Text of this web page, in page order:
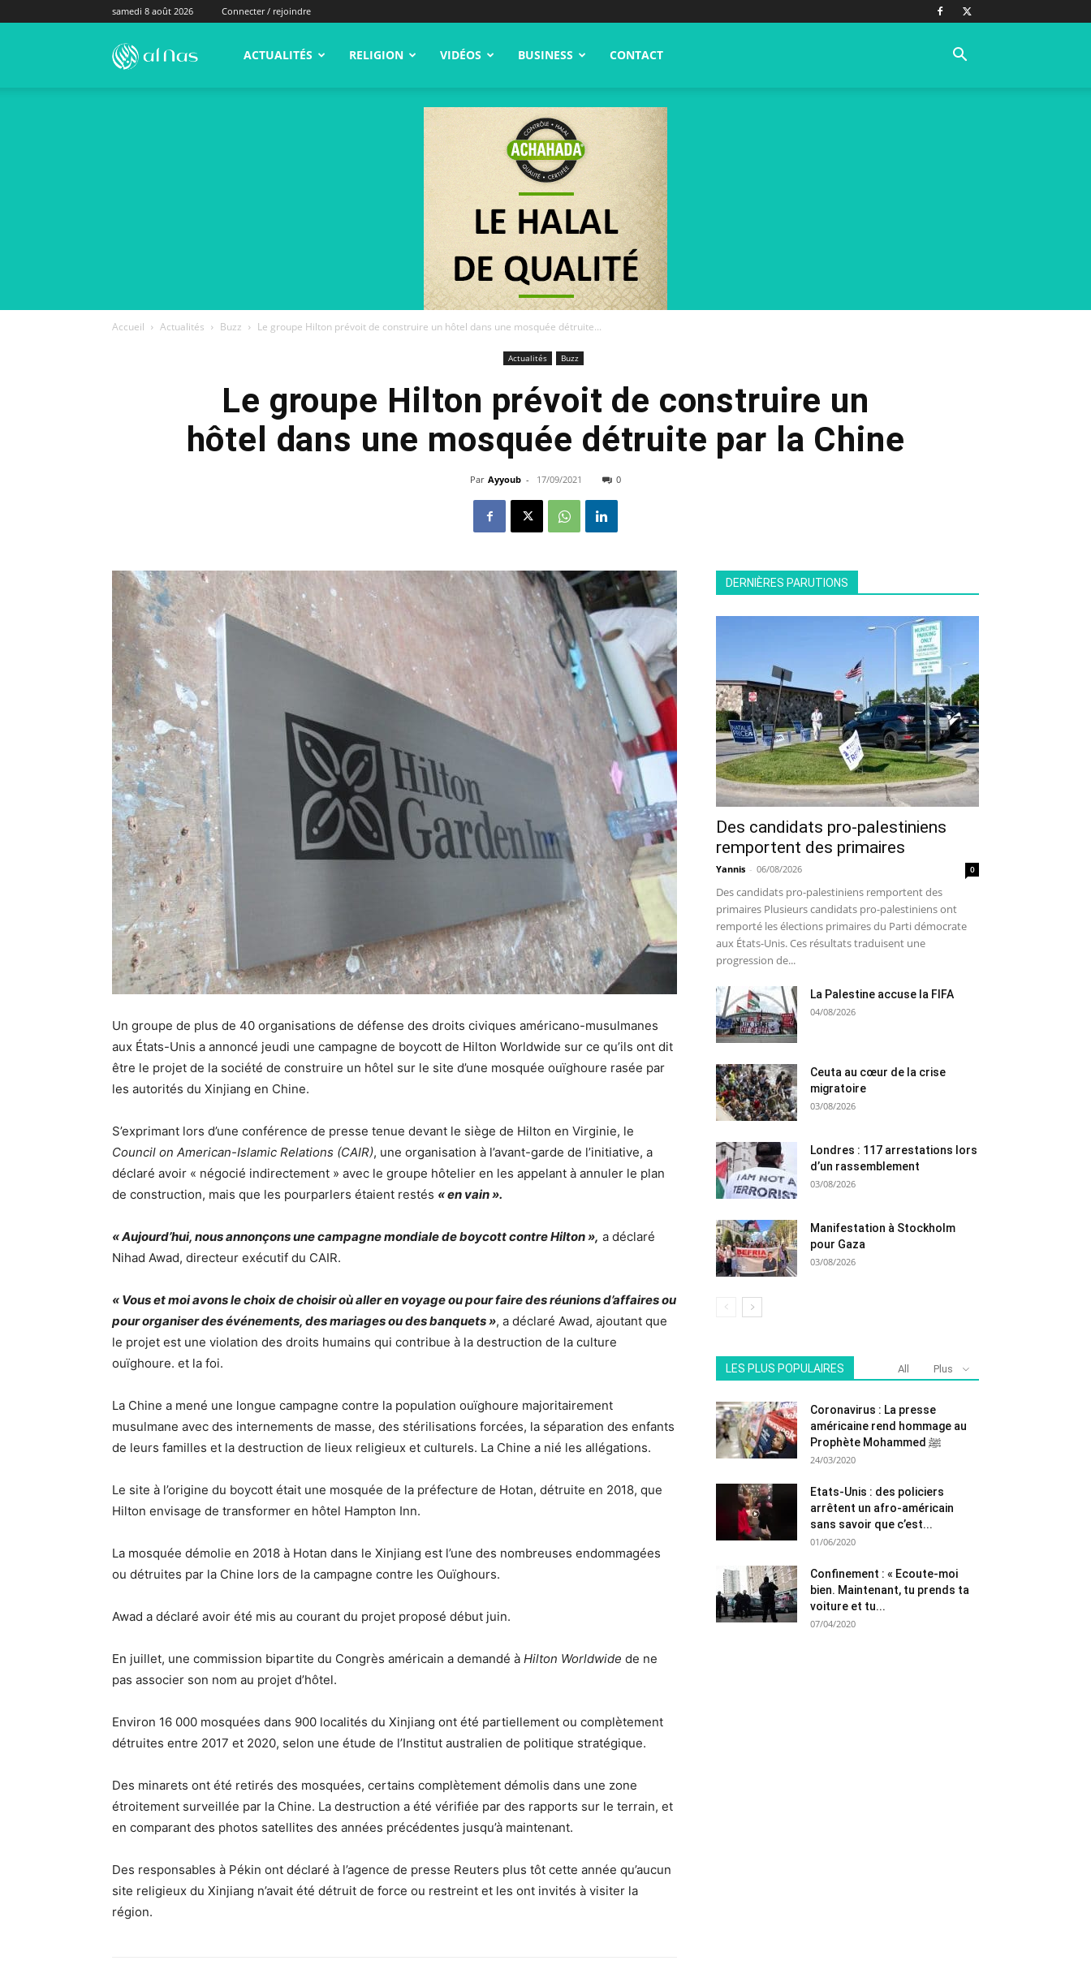
samedi 8 août 2026 Connecter / rejoindre
alNas.fr ACTUALITÉS RELIGION VIDÉOS BUSINESS CONTACT
Accueil Actualités Buzz Le groupe Hilton prévoit de construire un hôtel dans une mosquée détruite...
Actualités Buzz
Le groupe Hilton prévoit de construire un
hôtel dans une mosquée détruite par la Chine
Par Ayyoub - 17/09/2021 0
Un groupe de plus de 40 organisations de défense des droits civiques américano-musulmanes
aux États-Unis a annoncé jeudi une campagne de boycott de Hilton Worldwide sur ce qu’ils ont dit
être le projet de la société de construire un hôtel sur le site d’une mosquée ouïghoure rasée par
les autorités du Xinjiang en Chine.
S’exprimant lors d’une conférence de presse tenue devant le siège de Hilton en Virginie, le
Council on American-Islamic Relations (CAIR), une organisation à l’avant-garde de l’initiative, a
déclaré avoir « négocié indirectement » avec le groupe hôtelier en les appelant à annuler le plan
de construction, mais que les pourparlers étaient restés « en vain ».
« Aujourd’hui, nous annonçons une campagne mondiale de boycott contre Hilton », a déclaré
Nihad Awad, directeur exécutif du CAIR.
« Vous et moi avons le choix de choisir où aller en voyage ou pour faire des réunions d’affaires ou
pour organiser des événements, des mariages ou des banquets », a déclaré Awad, ajoutant que
le projet est une violation des droits humains qui contribue à la destruction de la culture
ouïghoure. et la foi.
La Chine a mené une longue campagne contre la population ouïghoure majoritairement
musulmane avec des internements de masse, des stérilisations forcées, la séparation des enfants
de leurs familles et la destruction de lieux religieux et culturels. La Chine a nié les allégations.
Le site à l’origine du boycott était une mosquée de la préfecture de Hotan, détruite en 2018, que
Hilton envisage de transformer en hôtel Hampton Inn.
La mosquée démolie en 2018 à Hotan dans le Xinjiang est l’une des nombreuses endommagées
ou détruites par la Chine lors de la campagne contre les Ouïghours.
Awad a déclaré avoir été mis au courant du projet proposé début juin.
En juillet, une commission bipartite du Congrès américain a demandé à Hilton Worldwide de ne
pas associer son nom au projet d’hôtel.
Environ 16 000 mosquées dans 900 localités du Xinjiang ont été partiellement ou complètement
détruites entre 2017 et 2020, selon une étude de l’Institut australien de politique stratégique.
Des minarets ont été retirés des mosquées, certains complètement démolis dans une zone
étroitement surveillée par la Chine. La destruction a été vérifiée par des rapports sur le terrain, et
en comparant des photos satellites des années précédentes jusqu’à maintenant.
Des responsables à Pékin ont déclaré à l’agence de presse Reuters plus tôt cette année qu’aucun
site religieux du Xinjiang n’avait été détruit de force ou restreint et les ont invités à visiter la
région.
DERNIÈRES PARUTIONS
Des candidats pro-palestiniens
remportent des primaires
Yannis - 06/08/2026 0
Des candidats pro-palestiniens remportent des
primaires Plusieurs candidats pro-palestiniens ont
remporté les élections primaires du Parti démocrate
aux États-Unis. Ces résultats traduisent une
progression de...
La Palestine accuse la FIFA
04/08/2026
Ceuta au cœur de la crise
migratoire
03/08/2026
Londres : 117 arrestations lors
d’un rassemblement
03/08/2026
Manifestation à Stockholm
pour Gaza
03/08/2026
LES PLUS POPULAIRES All Plus
Coronavirus : La presse
américaine rend hommage au
Prophète Mohammed ﷺ
24/03/2020
Etats-Unis : des policiers
arrêtent un afro-américain
sans savoir que c’est...
01/06/2020
Confinement : « Ecoute-moi
bien. Maintenant, tu prends ta
voiture et tu...
07/04/2020